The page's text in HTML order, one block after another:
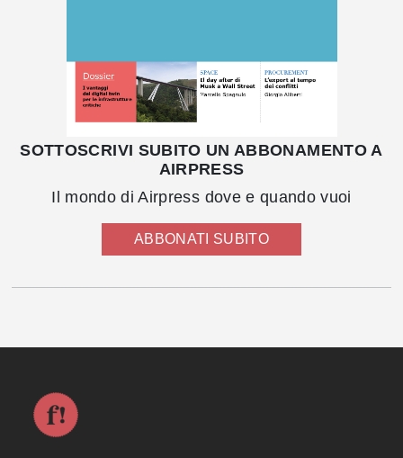
SOTTOSCRIVI SUBITO UN ABBONAMENTO A
AIRPRESS
Il mondo di Airpress dove e quando vuoi
ABBONATI SUBITO